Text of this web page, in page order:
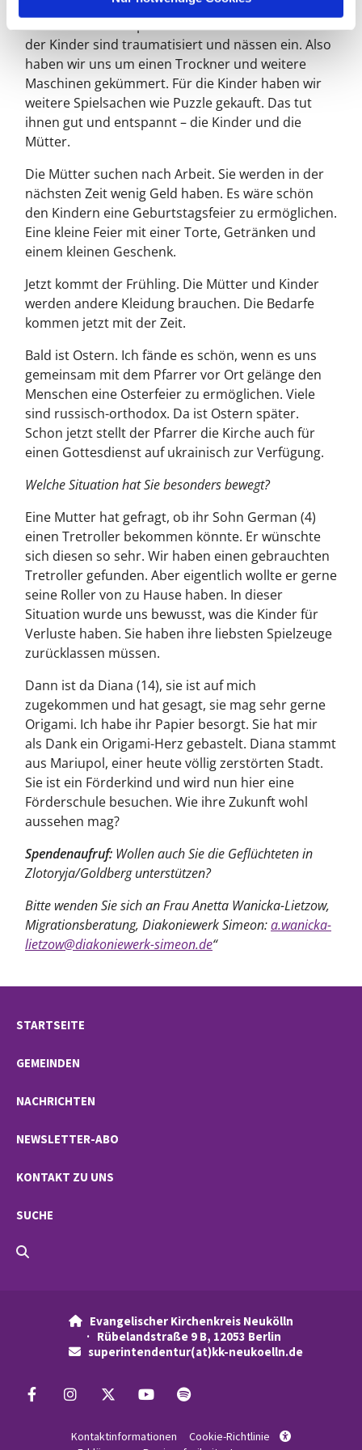
klar, dass ein Föhn fehlt. Es wurde klar, dass die
der Kinder sind traumatisiert und nässen ein. Also
haben wir uns um einen Trockner und weitere
Maschinen gekümmert. Für die Kinder haben wir
weitere Spielsachen wie Puzzle gekauft. Das tut
ihnen gut und entspannt – die Kinder und die
Mütter.
Die Mütter suchen nach Arbeit. Sie werden in der
nächsten Zeit wenig Geld haben. Es wäre schön
den Kindern eine Geburtstagsfeier zu ermöglichen.
Eine kleine Feier mit einer Torte, Getränken und
einem kleinen Geschenk.
Jetzt kommt der Frühling. Die Mütter und Kinder
werden andere Kleidung brauchen. Die Bedarfe
kommen jetzt mit der Zeit.
Bald ist Ostern. Ich fände es schön, wenn es uns
gemeinsam mit dem Pfarrer vor Ort gelänge den
Menschen eine Osterfeier zu ermöglichen. Viele
sind russisch-orthodox. Da ist Ostern später.
Schon jetzt stellt der Pfarrer die Kirche auch für
einen Gottesdienst auf ukrainisch zur Verfügung.
Welche Situation hat Sie besonders bewegt?
Eine Mutter hat gefragt, ob ihr Sohn German (4)
einen Tretroller bekommen könnte. Er wünschte
sich diesen so sehr. Wir haben einen gebrauchten
Tretroller gefunden. Aber eigentlich wollte er gerne
seine Roller von zu Hause haben. In dieser
Situation wurde uns bewusst, was die Kinder für
Verluste haben. Sie haben ihre liebsten Spielzeuge
zurücklassen müssen.
Dann ist da Diana (14), sie ist auf mich
zugekommen und hat gesagt, sie mag sehr gerne
Origami. Ich habe ihr Papier besorgt. Sie hat mir
als Dank ein Origami-Herz gebastelt. Diana stammt
aus Mariupol, einer heute völlig zerstörten Stadt.
Sie ist ein Förderkind und wird nun hier eine
Förderschule besuchen. Wie ihre Zukunft wohl
aussehen mag?
Spendenaufruf: Wollen auch Sie die Geflüchteten in
Zlotoryja/Goldberg unterstützen?
Bitte wenden Sie sich an Frau Anetta Wanicka-Lietzow,
Migrationsberatung, Diakoniewerk Simeon:a.wanicka-
lietzow@diakoniewerk-simeon.de“
STARTSEITE
GEMEINDEN
NACHRICHTEN
NEWSLETTER-ABO
KONTAKT ZU UNS
SUCHE

Evangelischer Kirchenkreis Neukölln
· Rübelandstraße 9 B, 12053 Berlin
 superintendentur(at)kk-neukoelln.de
Kontaktinformationen Cookie-Richtlinie 